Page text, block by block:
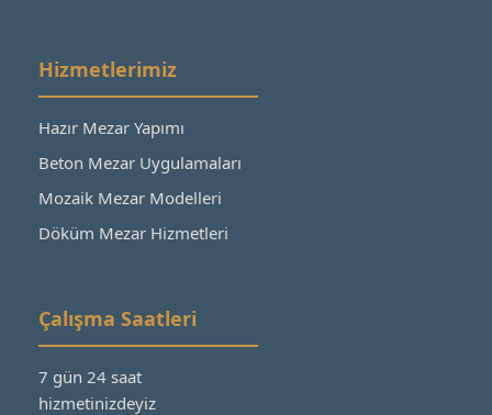
Hizmetlerimiz
Hazır Mezar Yapımı
Beton Mezar Uygulamaları
Mozaik Mezar Modelleri
Döküm Mezar Hizmetleri
Çalışma Saatleri
7 gün 24 saat
hizmetinizdeyiz